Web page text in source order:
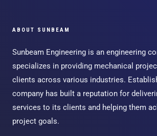
ABOUT SUNBEAM
Sunbeam Engineering is an engineering
specializes in providing mechanical
clients across various industries.
company has built a reputation for
services to its clients and helping them
project goals.